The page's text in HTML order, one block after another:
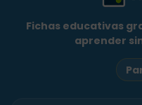
Fichas educativas
aprender